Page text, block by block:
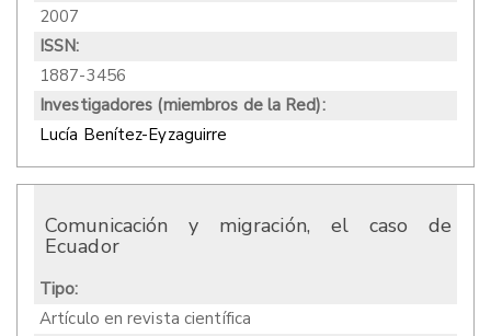
2007
ISSN:
1887-3456
Investigadores (miembros de la Red):
Lucía Benítez-Eyzaguirre
Comunicación y migración, el caso de
Ecuador
Tipo:
Artículo en revista científica